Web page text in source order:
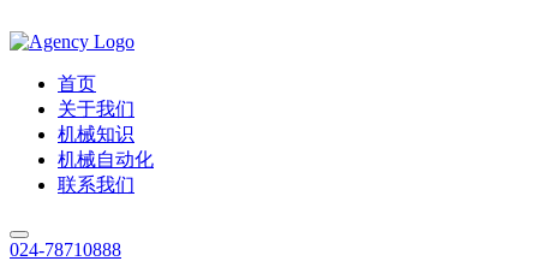
首页
关于我们
机械知识
机械自动化
联系我们
024-78710888